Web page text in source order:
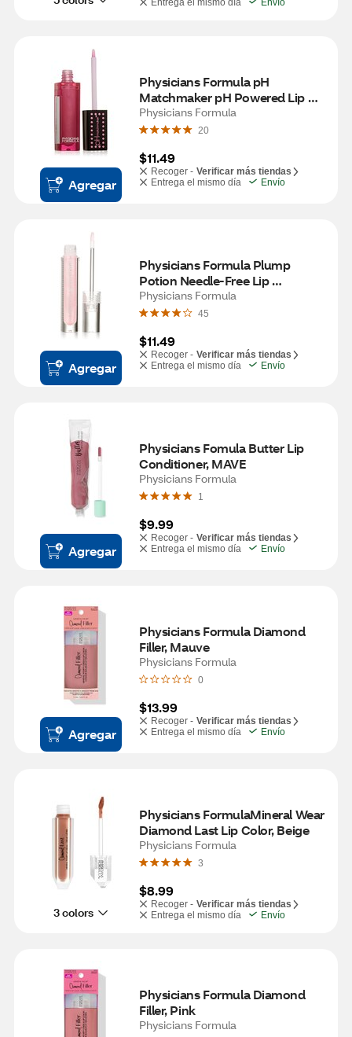
Entrega el mismo día Envío
Agregar
Physicians Formula pH
Matchmaker pH Powered Lip
Gloss, Light Pink
Physicians Formula
20
$11.49
Recoger - Verificar más tiendas
Entrega el mismo día
Envío
Agregar
Physicians Formula Plump
Potion Needle-Free Lip
Plumping, Cocktail Pink Crystal
Physicians Formula
45
$11.49
Recoger - Verificar más tiendas
Entrega el mismo día
Envío
Agregar
Physicians Fomula Butter Lip
Conditioner, MAVE
Physicians Formula
1
$9.99
Recoger - Verificar más tiendas
Entrega el mismo día
Envío
Agregar
Physicians Formula Diamond
Filler, Mauve
Physicians Formula
0
$13.99
Recoger - Verificar más tiendas
Entrega el mismo día
Envío
3 colors
Physicians FormulaMineral Wear
Diamond Last Lip Color, Beige
Physicians Formula
3
$8.99
Recoger - Verificar más tiendas
Entrega el mismo día
Envío
Physicians Formula Diamond
Filler, Pink
Physicians Formula